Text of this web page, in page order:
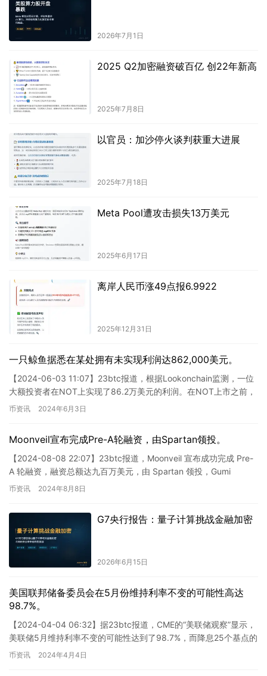
2026年7月1日
2025 Q2加密融资破百亿 创22年新高
2025年7月8日
以官员：加沙停火谈判获重大进展
2025年7月18日
Meta Pool遭攻击损失13万美元
2025年6月17日
离岸人民币涨49点报6.9922
2025年12月31日
一只鲸鱼据悉在某处拥有未实现利润达862,000美元。
【2024-06-03 11:07】23btc报道，根据Lookonchain监测，一位
大额投资者在NOT上实现了86.2万美元的利润。在NOT上市之前，
他以50,550枚TON（…
币资讯 2024年6月3日
Moonveil宣布完成Pre-A轮融资，由Spartan领投。
【2024-08-08 22:07】23btc报道，Moonveil 宣布成功完成 Pre-
A 轮融资，融资总额达九百万美元，由 Spartan 领投，Gumi
Cryptos C…
币资讯 2024年8月8日
G7央行报告：量子计算挑战金融加密
2026年6月15日
美国联邦储备委员会在5月份维持利率不变的可能性高达
98.7%。
【2024-04-04 06:32】据23btc报道，CME的“美联储观察”显示，
美联储5月维持利率不变的可能性达到了98.7%，而降息25个基点的
概率仅有1.3%。至于6月份，美…
币资讯 2024年4月4日